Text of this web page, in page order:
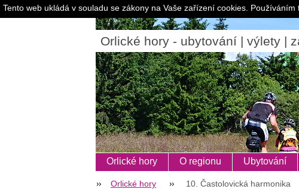
Orlické hory - ubytování | výlety |
Orlické hory O regionu Ubytování
Orlické hory 10. Častolovická harmonika
Tento web ukládá v souladu se zákony na Vaše zařízení cookies.